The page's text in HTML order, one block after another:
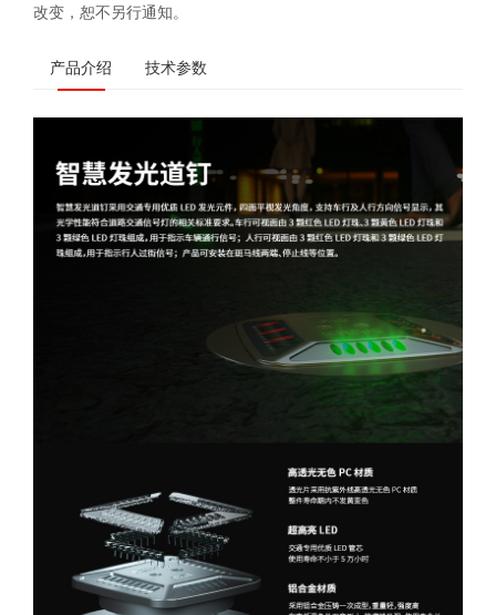
改变，恕不另行通知。
产品介绍 技术参数